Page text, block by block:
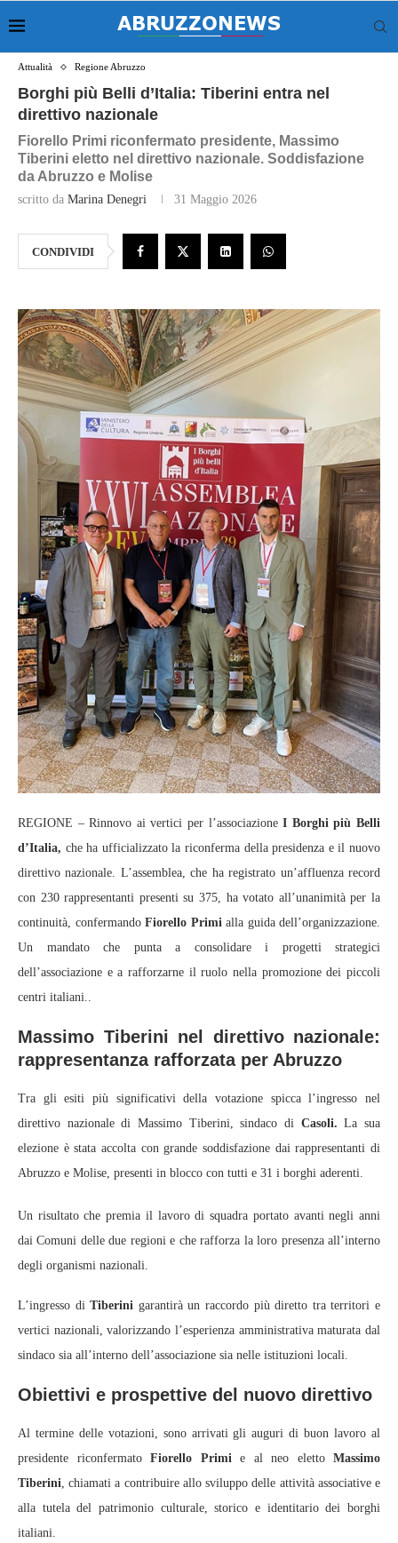
Attualità Regione Abruzzo
Borghi più Belli d’Italia: Tiberini entra nel
direttivo nazionale
Fiorello Primi riconfermato presidente, Massimo
Tiberini eletto nel direttivo nazionale. Soddisfazione
da Abruzzo e Molise
scritto da Marina Denegri 31 Maggio 2026
CONDIVIDI
REGIONE – Rinnovo ai vertici per l’associazioneI Borghi più Belli
d’Italia, che ha ufficializzato la riconferma della presidenza e il nuovo
direttivo nazionale. L’assemblea, che ha registrato un’affluenza record
con 230 rappresentanti presenti su 375, ha votato all’unanimità per la
continuità, confermandoFiorello Primi alla guida dell’organizzazione.
Un mandato che punta a consolidare i progetti strategici
dell’associazione e a rafforzarne il ruolo nella promozione dei piccoli
centri italiani..
Massimo Tiberini nel direttivo nazionale:
rappresentanza rafforzata per Abruzzo
Tra gli esiti più significativi della votazione spicca l’ingresso nel
direttivo nazionale di Massimo Tiberini, sindaco di Casoli. La sua
elezione è stata accolta con grande soddisfazione dai rappresentanti di
Abruzzo e Molise, presenti in blocco con tutti e 31 i borghi aderenti.
Un risultato che premia il lavoro di squadra portato avanti negli anni
dai Comuni delle due regioni e che rafforza la loro presenza all’interno
degli organismi nazionali.
L’ingresso diTiberini garantirà un raccordo più diretto tra territori e
vertici nazionali, valorizzando l’esperienza amministrativa maturata dal
sindaco sia all’interno dell’associazione sia nelle istituzioni locali.
Obiettivi e prospettive del nuovo direttivo
Al termine delle votazioni, sono arrivati gli auguri di buon lavoro al
presidente riconfermatoFiorello Primi e al neo elettoMassimo
Tiberini , chiamati a contribuire allo sviluppo delle attività associative e
alla tutela del patrimonio culturale, storico e identitario dei borghi
italiani.